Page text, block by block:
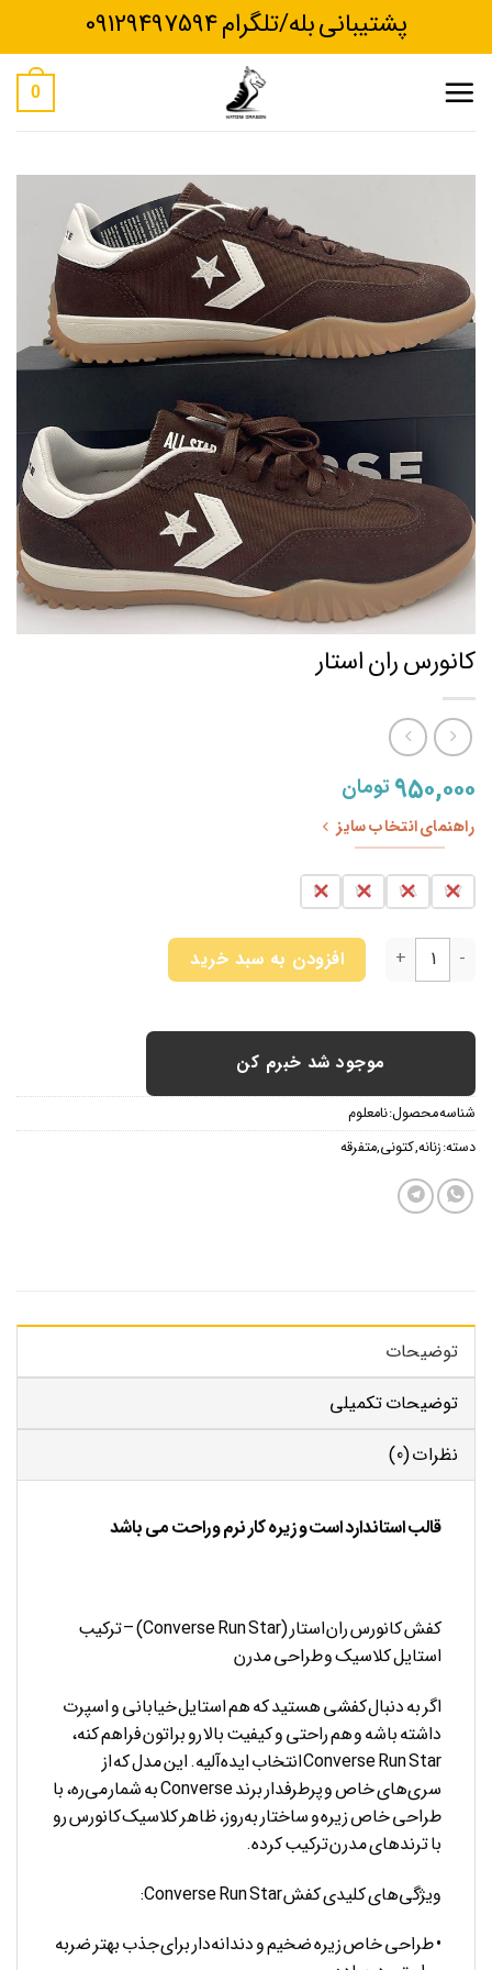
پشتیبانی بله/تلگرام 09129497594
0
کانورس ران استار
۹۵۰,۰۰۰تومان
راهنمای انتخاب سایز
37
38
39
40
کانورس ران استار عدد افزودن به سبد خرید
موجود شد خبرم کن
شناسه محصول:نامعلوم
دسته:زنانه,کتونی,متفرقه
توضیحات
توضیحات تکمیلی
نظرات (0)
قالب استاندارد است و زیره کار نرم و راحت می باشد
کفش کانورس ران استار (Converse Run Star) – ترکیب
استایل کلاسیک و طراحی مدرن
اگر به دنبال کفشی هستید که هم استایل خیابانی و اسپرت
داشته باشه و هم راحتی و کیفیت بالا رو براتون فراهم کنه،
Converse Run Star انتخاب ایده‌آلیه. این مدل که از
سری‌های خاص و پرطرفدار برند Converse به شمار می‌ره، با
طراحی خاص زیره و ساختار به‌روز، ظاهر کلاسیک کانورس رو
با ترندهای مدرن ترکیب کرده.
ویژگی‌های کلیدی کفش Converse Run Star:
• طراحی خاص زیره ضخیم و دندانه‌دار برای جذب بهتر ضربه